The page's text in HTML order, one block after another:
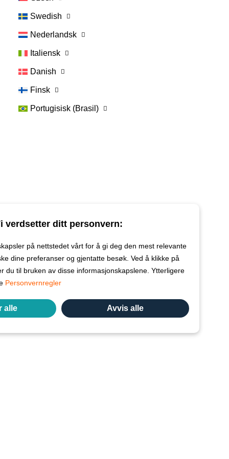
Swedish
Nederlandsk
Italiensk
Danish
Finsk
Portugisisk (Brasil)
garantere din plass.
Kontakt oss
Ofte stilte spørsmål
Vilkår og betingelser for Vetspanel
PERSONVERNERKLÆRING FOR VETSPANEL
Vil du gjøre forskning med Vetspanel?
Klikk her.
Vetspanel drives av:
verdsetter ditt personvern:
på nettstedet vårt for å gi deg den mest relevante
dine preferanser og gjentatte besøk. Ved å klikke på
du til bruken av disse informasjonskapslene. Ytterligere
Personvernregler
alle Avvis alle